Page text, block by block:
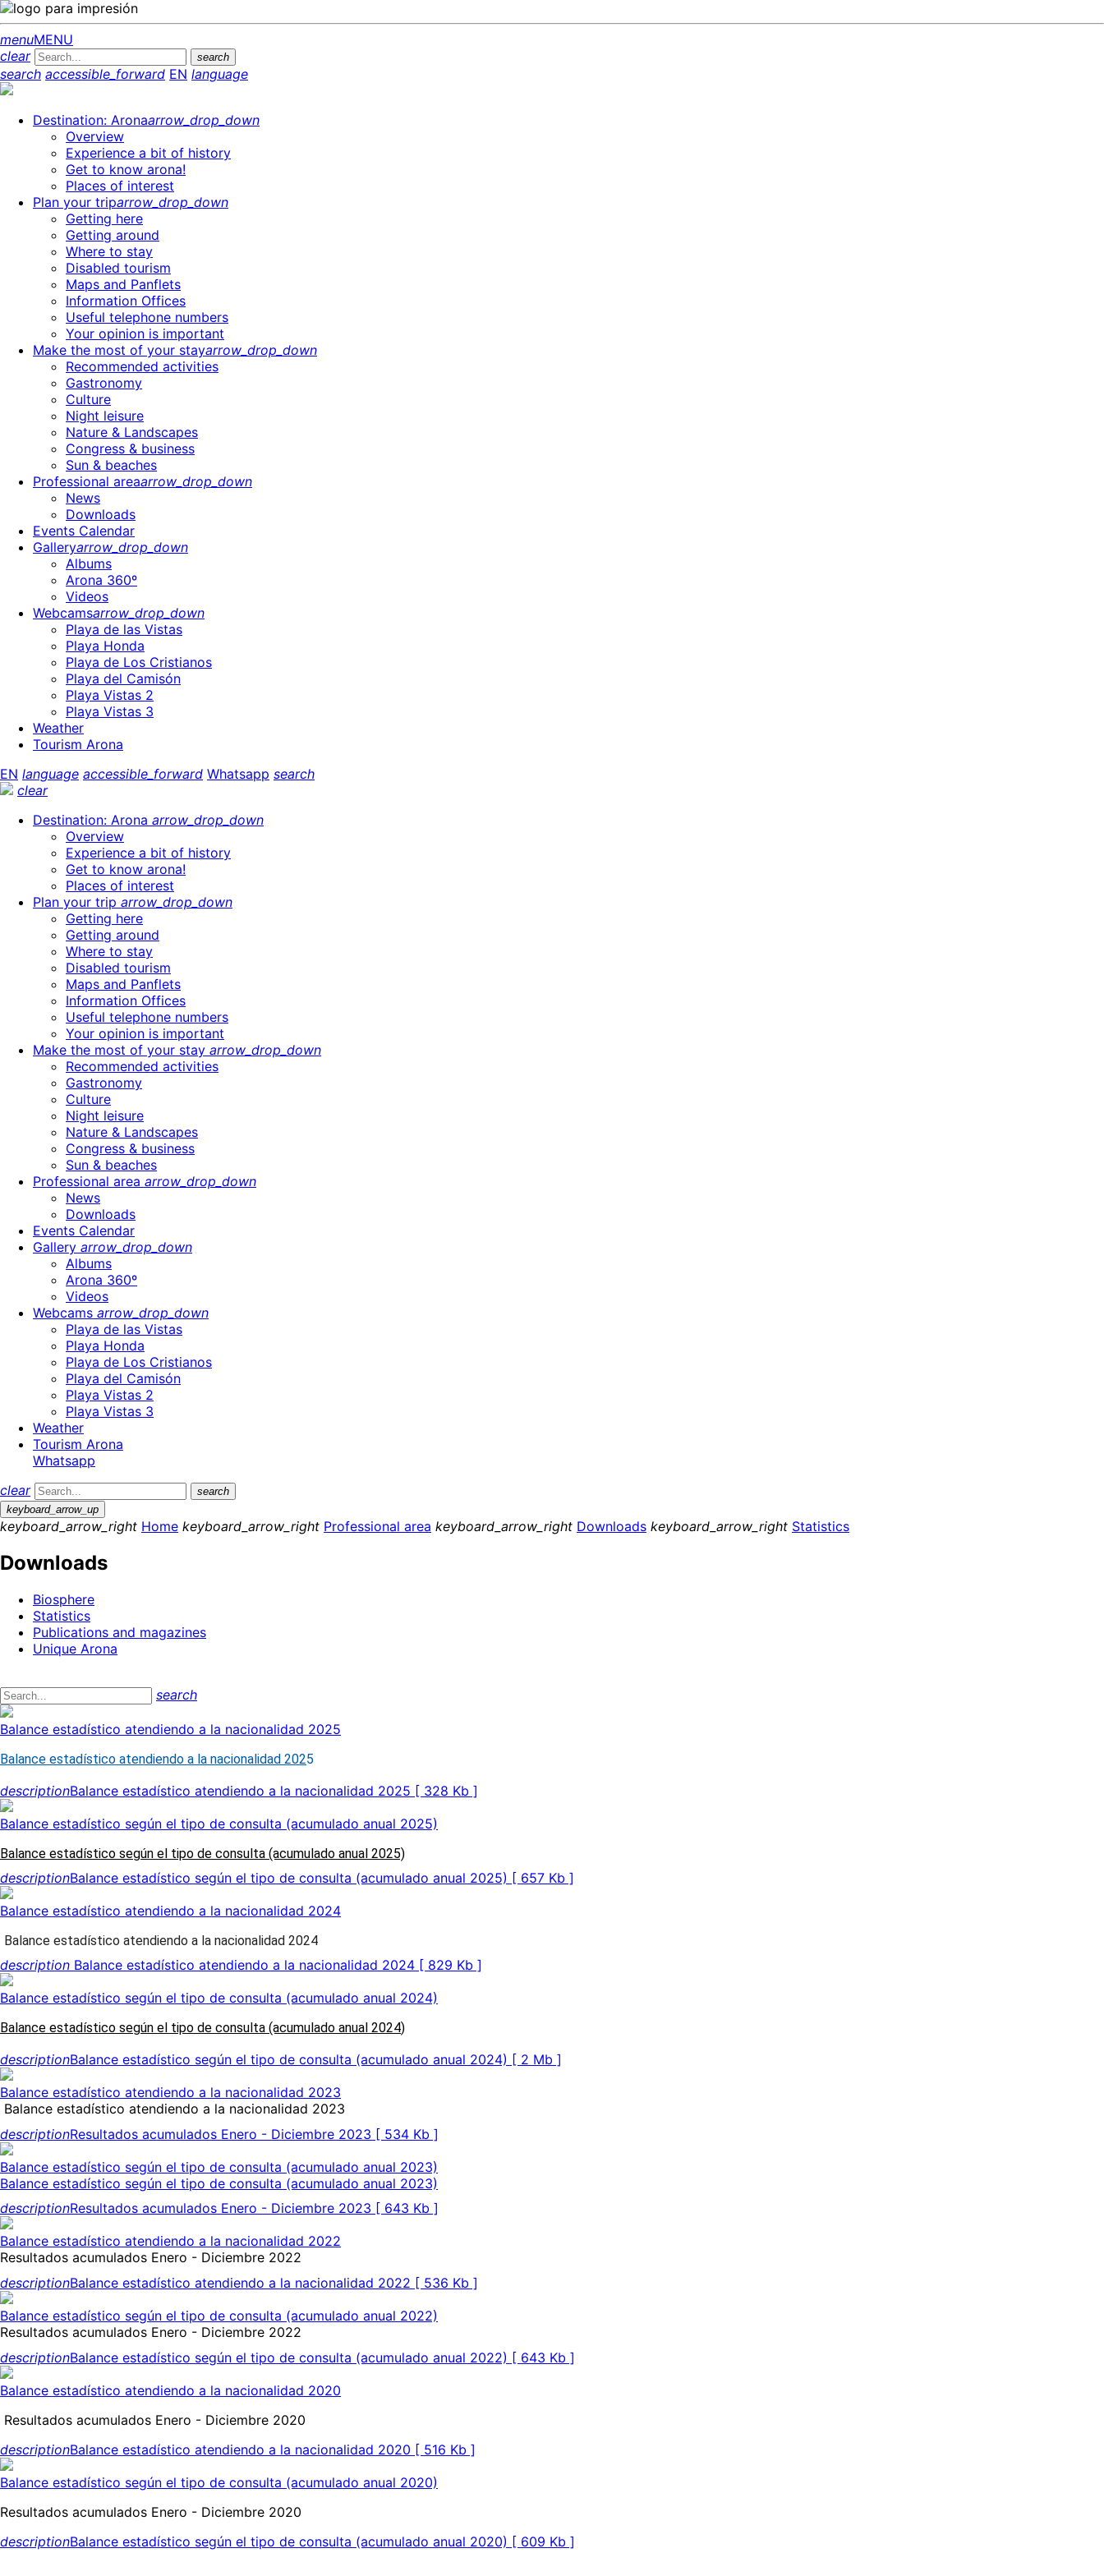
menuMENU
clear
search
search accessible_forward EN language
Destination: Aronaarrow_drop_down
Overview
Experience a bit of history
Get to know arona!
Places of interest
Plan your triparrow_drop_down
Getting here
Getting around
Where to stay
Disabled tourism
Maps and Panflets
Information Offices
Useful telephone numbers
Your opinion is important
Make the most of your stayarrow_drop_down
Recommended activities
Gastronomy
Culture
Night leisure
Nature & Landscapes
Congress & business
Sun & beaches
Professional areaarrow_drop_down
News
Downloads
Events Calendar
Galleryarrow_drop_down
Albums
Arona 360º
Videos
Webcamsarrow_drop_down
Playa de las Vistas
Playa Honda
Playa de Los Cristianos
Playa del Camisón
Playa Vistas 2
Playa Vistas 3
Weather
Tourism Arona
EN language accessible_forward Whatsapp search
clear
Destination: Arona arrow_drop_down
Overview
Experience a bit of history
Get to know arona!
Places of interest
Plan your trip arrow_drop_down
Getting here
Getting around
Where to stay
Disabled tourism
Maps and Panflets
Information Offices
Useful telephone numbers
Your opinion is important
Make the most of your stay arrow_drop_down
Recommended activities
Gastronomy
Culture
Night leisure
Nature & Landscapes
Congress & business
Sun & beaches
Professional area arrow_drop_down
News
Downloads
Events Calendar
Gallery arrow_drop_down
Albums
Arona 360º
Videos
Webcams arrow_drop_down
Playa de las Vistas
Playa Honda
Playa de Los Cristianos
Playa del Camisón
Playa Vistas 2
Playa Vistas 3
Weather
Tourism Arona
Whatsapp
clear
search
keyboard_arrow_up
keyboard_arrow_right Home keyboard_arrow_right Professional area keyboard_arrow_right Downloads keyboard_arrow_right Statistics
Downloads
Biosphere
Statistics
Publications and magazines
Unique Arona
search
Balance estadístico atendiendo a la nacionalidad 2025
Balance estadístico atendiendo a la nacionalidad 2025
descriptionBalance estadístico atendiendo a la nacionalidad 2025 [ 328 Kb ]
Balance estadístico según el tipo de consulta (acumulado anual 2025)
Balance estadístico según el tipo de consulta (acumulado anual 2025)
descriptionBalance estadístico según el tipo de consulta (acumulado anual 2025) [ 657 Kb ]
Balance estadístico atendiendo a la nacionalidad 2024
Balance estadístico atendiendo a la nacionalidad 2024
description Balance estadístico atendiendo a la nacionalidad 2024 [ 829 Kb ]
Balance estadístico según el tipo de consulta (acumulado anual 2024)
Balance estadístico según el tipo de consulta (acumulado anual 2024)
descriptionBalance estadístico según el tipo de consulta (acumulado anual 2024) [ 2 Mb ]
Balance estadístico atendiendo a la nacionalidad 2023
Balance estadístico atendiendo a la nacionalidad 2023
descriptionResultados acumulados Enero - Diciembre 2023 [ 534 Kb ]
Balance estadístico según el tipo de consulta (acumulado anual 2023)
Balance estadístico según el tipo de consulta (acumulado anual 2023)
descriptionResultados acumulados Enero - Diciembre 2023 [ 643 Kb ]
Balance estadístico atendiendo a la nacionalidad 2022
Resultados acumulados Enero - Diciembre 2022
descriptionBalance estadístico atendiendo a la nacionalidad 2022 [ 536 Kb ]
Balance estadístico según el tipo de consulta (acumulado anual 2022)
Resultados acumulados Enero - Diciembre 2022
descriptionBalance estadístico según el tipo de consulta (acumulado anual 2022) [ 643 Kb ]
Balance estadístico atendiendo a la nacionalidad 2020
Resultados acumulados Enero - Diciembre 2020
descriptionBalance estadístico atendiendo a la nacionalidad 2020 [ 516 Kb ]
Balance estadístico según el tipo de consulta (acumulado anual 2020)
Resultados acumulados Enero - Diciembre 2020
descriptionBalance estadístico según el tipo de consulta (acumulado anual 2020) [ 609 Kb ]